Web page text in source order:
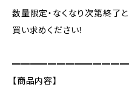
数量限定・なくなり次第終了
買い求めください！
【商品内容】